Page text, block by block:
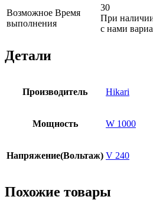
Возможное Время
выполнения
30
При
с нами
Детали
Производитель Hikari
Мощность W 1000
Напряжение(Вольтаж) V 240
Похожие товары